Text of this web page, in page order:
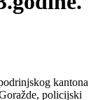
za